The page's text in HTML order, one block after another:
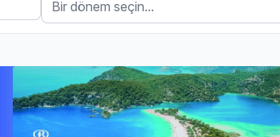
Bir dönem seçin...